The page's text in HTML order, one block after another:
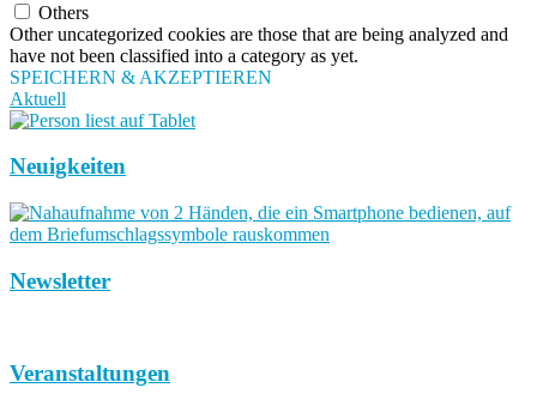
Others
Other uncategorized cookies are those that are being analyzed and
have not been classified into a category as yet.
SPEICHERN & AKZEPTIEREN
Aktuell
Neuigkeiten
Newsletter
Veranstaltungen